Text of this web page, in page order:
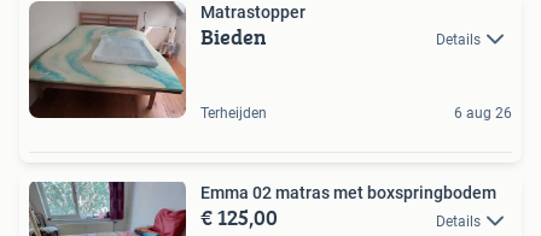
Matrastopper
Bieden Details
Terheijden 6 aug 26
Emma 02 matras met boxspringbodem
€ 125,00 Details